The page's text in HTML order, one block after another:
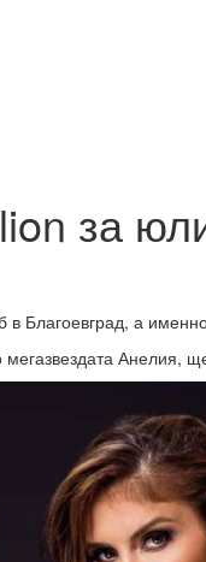
за
Благоевград, а
Анелия,